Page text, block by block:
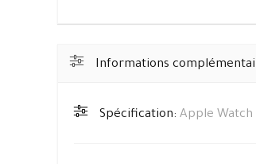
Informations
Spécification: Apple Watch